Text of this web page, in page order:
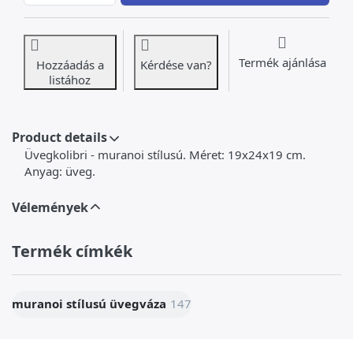
Hozzáadás a
listához
Kérdése van? Termék ajánlása
Product details
Üvegkolibri - muranoi stílusú. Méret: 19x24x19 cm.
Anyag: üveg.
Vélemények
Termék címkék
muranoi stílusú üvegváza 147